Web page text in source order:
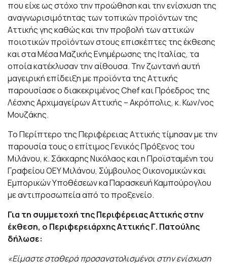
που είχε ως στόχο την προώθηση και την ενίσχυση της
αναγνωρισιμότητας των τοπικών προϊόντων της
Αττικής γης καθώς και την προβολή των αττικών
ποιοτικών προϊόντων στους επισκέπτες της έκθεσης
και στα Μέσα Μαζικής Ενημέρωσης της Ιταλίας, τα
οποία κατέκλυσαν την αίθουσα. Την ζωντανή αυτή
μαγειρική επίδειξη με προϊόντα της Αττικής
παρουσίασε ο διακεκριμένος Chef και Πρόεδρος της
Λέσχης Αρχιμαγείρων Αττικής – Ακρόπολις, κ. Κων/νος
Μουζάκης.
Το Περίπτερο της Περιφέρειας Αττικής τίμησαν με την
παρουσία τους ο επίτιμος Γενικός Πρόξενος του
Μιλάνου, κ. Σάκκαρης Νικόλαος και η Προϊσταμένη του
Γραφείου ΟΕΥ Μιλάνου, Σύμβουλος Οικονομικών και
Εμπορικών Υποθέσεων κα Παρασκευή Καμπούρογλου
με αντιπροσωπεία από το προξενείο.
Για τη συμμετοχή της Περιφέρειας Αττικής στην
έκθεση, ο Περιφερειάρχης Αττικής Γ. Πατούλης
δήλωσε:
«Είμαστε σταθερά προσανατολισμένοι στην ενίσχυση